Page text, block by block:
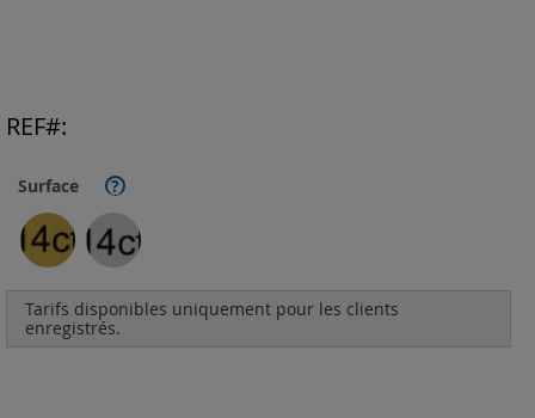
Surface ?
Tarifs disponibles uniquement pour les clients
enregistrés.
REF